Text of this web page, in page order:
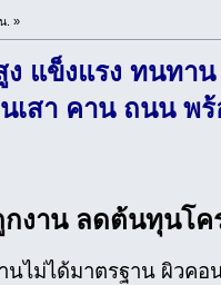
. »
แข็งแรง ทนทา
สา คาน ถนน พร้
งาน ลดต้นทุนโค
นไม่ได้มาตรฐาน ผิวคอ